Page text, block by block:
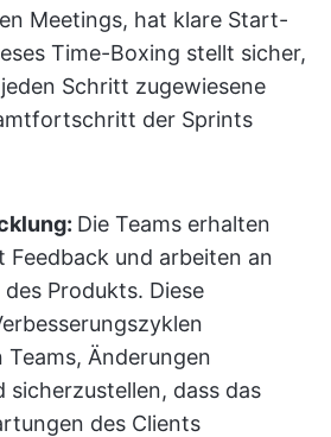
Meetings, hat klare Start-
Time-Boxing stellt sicher,
Schritt zugewiesene
der Sprints
Die Teams erhalten
Feedback und arbeiten an
Produkts. Diese
Änderungen
sicherzustellen, dass das
des Clients